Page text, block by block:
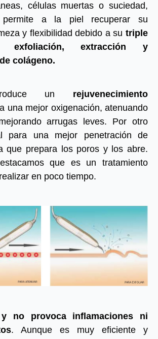
células muertas o suciedad,
permite a la piel recuperar su
y flexibilidad debido a su triple
exfoliación, extracción y
colágeno.
un rejuvenecimiento
una mejor oxigenación, atenuando
arrugas leves. Por otro
para una mejor penetración de
que prepara los poros y los abre.
que es un tratamiento
en poco tiempo.
no provoca inflamaciones ni
. Aunque es muy eficiente y